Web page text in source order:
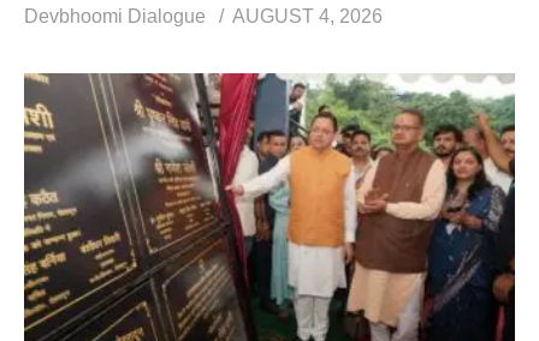
Devbhoomi Dialogue
AUGUST 4, 2026